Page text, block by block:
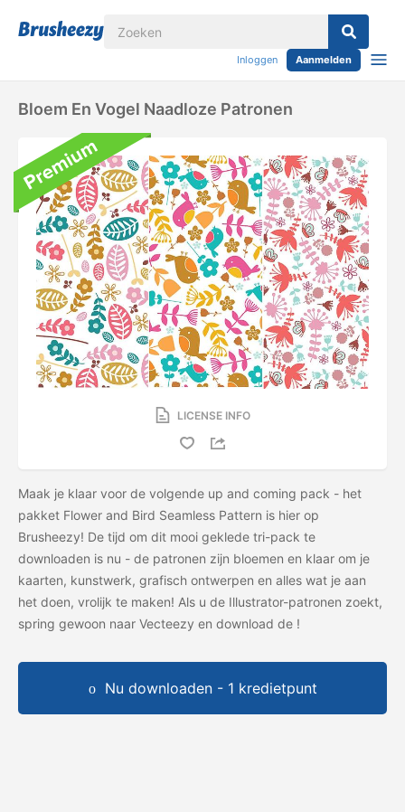
Inloggen Aanmelden
Bloem En Vogel Naadloze Patronen
LICENSE INFO
Maak je klaar voor de volgende up and coming pack - het
pakket Flower and Bird Seamless Pattern is hier op
Brusheezy! De tijd om dit mooi geklede tri-pack te
downloaden is nu - de patronen zijn bloemen en klaar om je
kaarten, kunstwerk, grafisch ontwerpen en alles wat je aan
het doen, vrolijk te maken! Als u de Illustrator-patronen zoekt,
spring gewoon naar Vecteezy en download de !
Nu downloaden - 1 kredietpunt